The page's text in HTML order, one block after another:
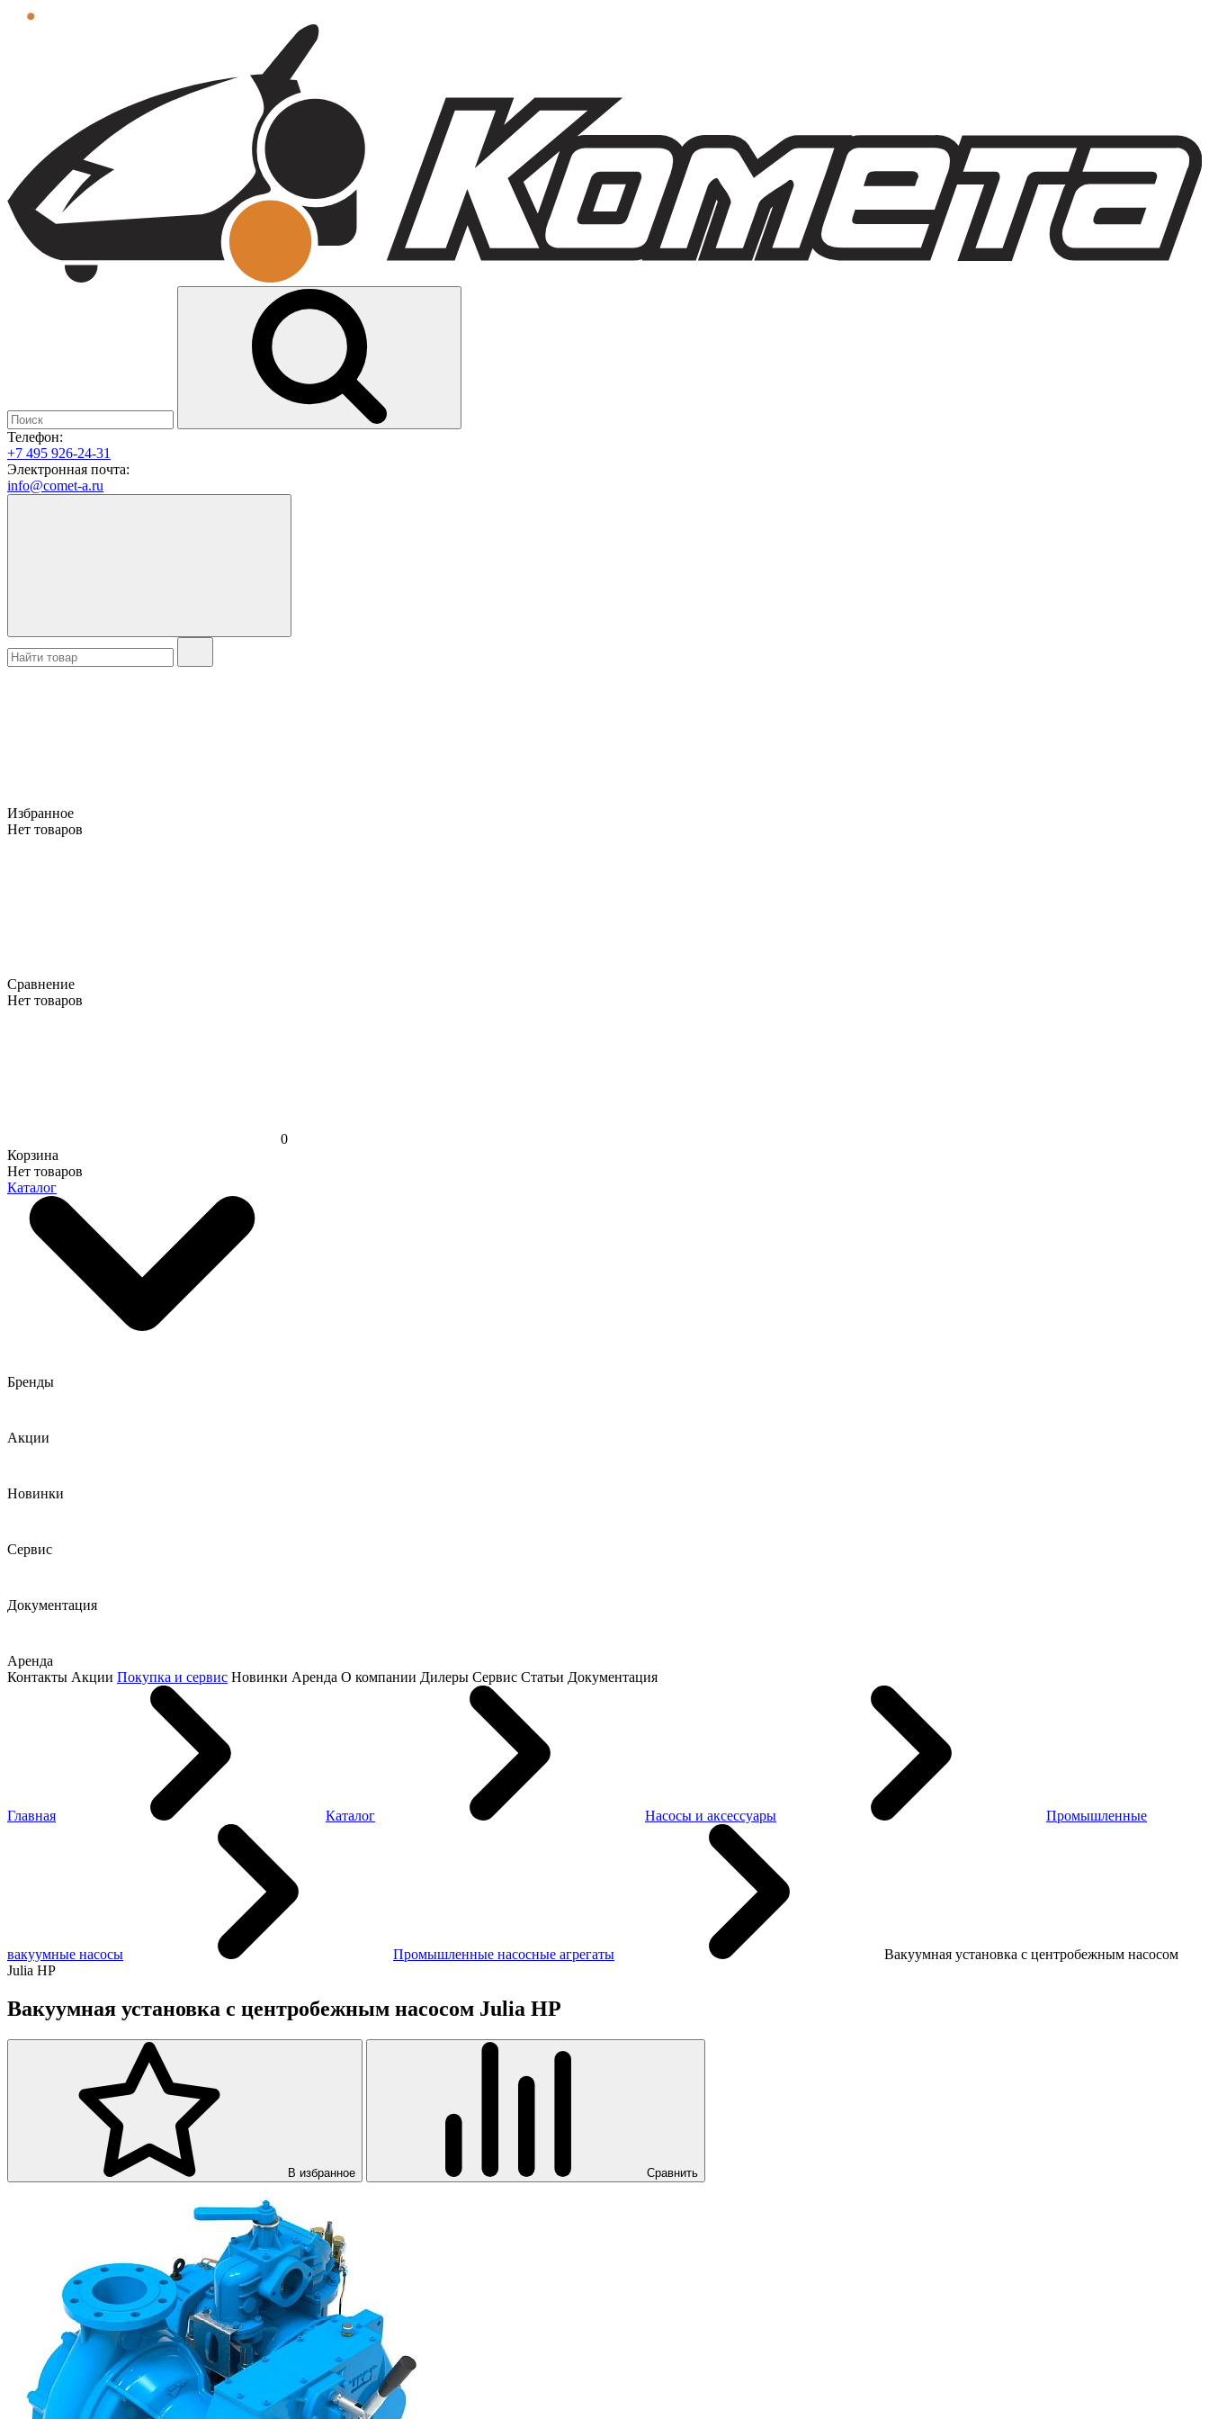
Телефон:
+7 495 926-24-31
Электронная почта:
info@comet-a.ru
Избранное
Нет товаров
Сравнение
Нет товаров
0
Корзина
Нет товаров
Каталог
Бренды
Акции
Новинки
Сервис
Документация
Аренда
Контакты Акции Покупка и сервис Новинки Аренда О компании Дилеры Сервис Статьи Документация
Главная Каталог Насосы и аксессуары Промышленные
вакуумные насосы Промышленные насосные агрегаты
Вакуумная установка с центробежным насосом
Julia HP
Вакуумная установка с центробежным насосом Julia HP
В избранное Сравнить